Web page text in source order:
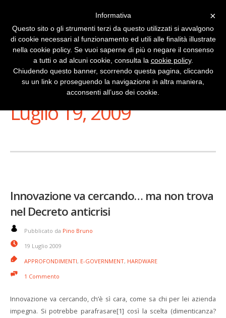
Stai Visualizzando
Luglio 19, 2009
Innovazione va cercando… ma non trova
nel Decreto anticrisi
Pubblicato da Pino Bruno
19 Luglio 2009
APPROFONDIMENTI, E-GOVERNMENT, HARDWARE
1 Commento
Innovazione va cercando, ch’è sì cara, come sa chi per lei azienda
impegna. Si potrebbe parafrasare[1] così la scelta (dimenticanza?
×
Informativa
Questo sito o gli strumenti terzi da questo utilizzati si avvalgono
di cookie necessari al funzionamento ed utili alle finalità illustrate
nella cookie policy. Se vuoi saperne di più o negare il consenso
a tutti o ad alcuni cookie, consulta la cookie policy.
Chiudendo questo banner, scorrendo questa pagina, cliccando
su un link o proseguendo la navigazione in altra maniera,
acconsenti all’uso dei cookie.